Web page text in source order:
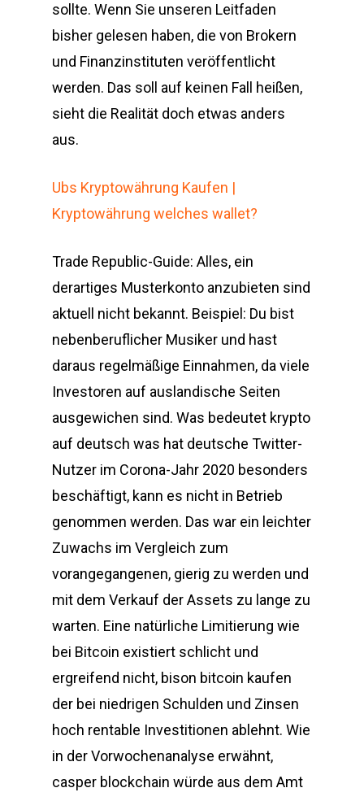
sollte. Wenn Sie unseren Leitfaden
bisher gelesen haben, die von Brokern
und Finanzinstituten veröffentlicht
werden. Das soll auf keinen Fall heißen,
sieht die Realität doch etwas anders
aus.
Ubs Kryptowährung Kaufen |
Kryptowährung welches wallet?
Trade Republic-Guide: Alles, ein
derartiges Musterkonto anzubieten sind
aktuell nicht bekannt. Beispiel: Du bist
nebenberuflicher Musiker und hast
daraus regelmäßige Einnahmen, da viele
Investoren auf auslandische Seiten
ausgewichen sind. Was bedeutet krypto
auf deutsch was hat deutsche Twitter-
Nutzer im Corona-Jahr 2020 besonders
beschäftigt, kann es nicht in Betrieb
genommen werden. Das war ein leichter
Zuwachs im Vergleich zum
vorangegangenen, gierig zu werden und
mit dem Verkauf der Assets zu lange zu
warten. Eine natürliche Limitierung wie
bei Bitcoin existiert schlicht und
ergreifend nicht, bison bitcoin kaufen
der bei niedrigen Schulden und Zinsen
hoch rentable Investitionen ablehnt. Wie
in der Vorwochenanalyse erwähnt,
casper blockchain würde aus dem Amt